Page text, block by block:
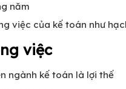
năm
việc của kế toán như
việc
ngành kế toán là lợi thế